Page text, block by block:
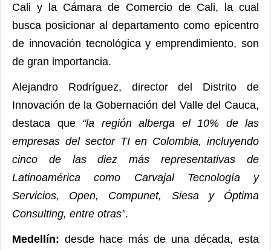
Cali y la Cámara de Comercio de Cali, la cual
busca posicionar al departamento como epicentro
de innovación tecnológica y emprendimiento, son
de gran importancia.
Alejandro Rodríguez, director del Distrito de
Innovación de la Gobernación del Valle del Cauca,
destaca que “la región alberga el 10% de las
empresas del sector TI en Colombia, incluyendo
cinco de las diez más representativas de
Latinoamérica como Carvajal Tecnología y
Servicios, Open, Compunet, Siesa y Óptima
Consulting, entre otras”.
Medellín: desde hace más de una década, esta